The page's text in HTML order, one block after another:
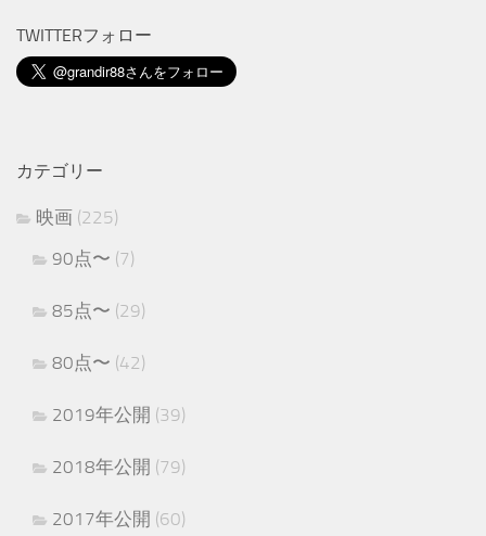
TWITTERフォロー
カテゴリー
映画 (225)
90点〜 (7)
85点〜 (29)
80点〜 (42)
2019年公開 (39)
2018年公開 (79)
2017年公開 (60)